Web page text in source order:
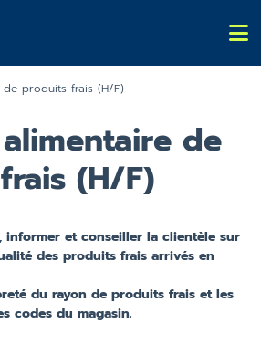
de produits frais (H/F)
de
(H/F)
informer et conseiller la clientèle sur
des produits frais arrivés en
du rayon de produits frais et les
codes du magasin.